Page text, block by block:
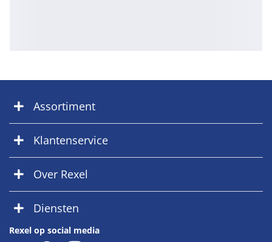
Assortiment
Klantenservice
Over Rexel
Diensten
Rexel op social media